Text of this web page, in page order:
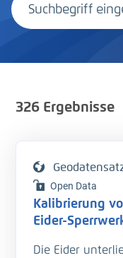
326Ergebnisse
Open Data
Kalibrierung
Eider-
Die Eider